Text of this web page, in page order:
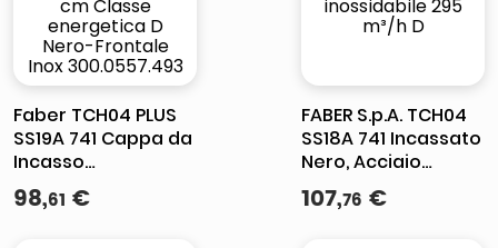
Faber TCH04 PLUS
SS19A 741 Cappa da
Incasso
Sottopensile 90 cm
Classe energetica
98,61 €
FABER S.p.A. TCH04
SS18A 741 Incassato
Nero, Acciaio
inossidabile 295
m³/h D
107,76 €